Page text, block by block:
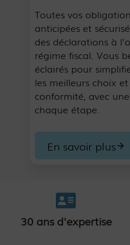
Toutes vos
anticipées et
des déclarations à
régime fiscal. Vous
éclairés pour
les meilleurs choix
conformité, avec
chaque étape.
En savoir plus
30 ans d'expertise